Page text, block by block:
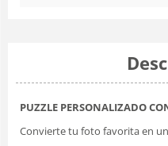
PUZZLE PERSONALIZADO
Convierte tu foto favorita en